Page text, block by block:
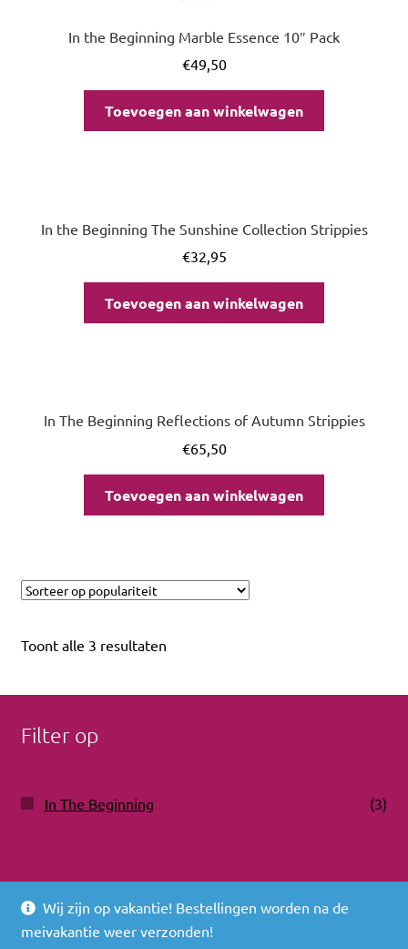
In the Beginning Marble Essence 10″ Pack
€49,50
Toevoegen aan winkelwagen
In the Beginning The Sunshine Collection Strippies
€32,95
Toevoegen aan winkelwagen
In The Beginning Reflections of Autumn Strippies
€65,50
Toevoegen aan winkelwagen
Toont alle 3 resultaten
Filter op
In The Beginning (3)
© 2026
Built with WooCommerce.
Wij zijn op vakantie! Bestellingen worden na de
meivakantie weer verzonden!